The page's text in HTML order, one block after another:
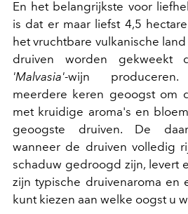
En het belangrijkste voor
is dat er maar liefst 4,5
het vruchtbare vulkanische
druiven worden gekweekt
'Malvasia'-wijn
meerdere keren geoogst om
met kruidige aroma's en
geoogste druiven. De
wanneer de druiven volledig
schaduw gedroogd zijn, levert
zijn typische druivenaroma en
kunt kiezen aan welke oogst u